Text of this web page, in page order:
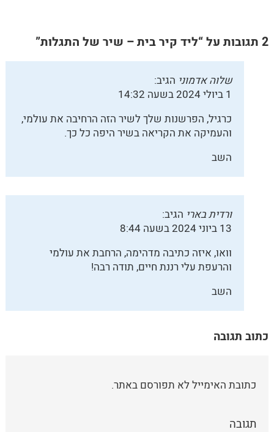
2 תגובות על “ליד קיר בית – שיר של התגלות”
שלוה אדמוני הגיב:
1 ביולי 2024 בשעה 14:32
כרגיל, הפרשנות שלך לשיר הזה הרחיבה את עולמי,
והעמיקה את הקריאה בשיר היפה כל כך.
השב
ורדית בארי הגיב:
13 ביוני 2024 בשעה 8:44
וואו, איזה כתיבה מדהימה, הרחבת את עולמי
והרעפת עלי רננת חיים, תודה רבה!
השב
כתוב תגובה
כתובת האימייל לא תפורסם באתר.
תגובה